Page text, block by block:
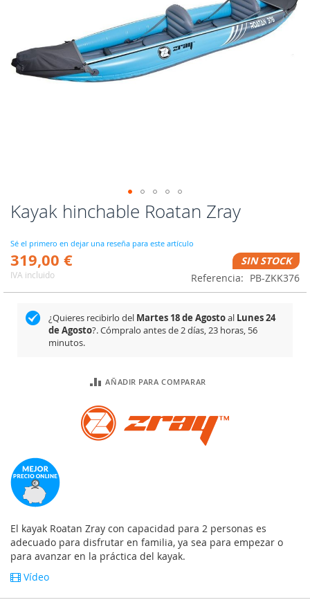
Kayak hinchable Roatan Zray
Sé el primero en dejar una reseña para este artículo
319,00 €
IVA incluido
SIN STOCK
Referencia
PB-ZKK376
¿Quieres recibirlo del Martes 18 de Agostoal Lunes 24
de Agosto?. Cómpralo antes de2 días, 23 horas, 56
minutos.
AÑADIR PARA COMPARAR
El kayak Roatan Zray con capacidad para 2 personas es
adecuado para disfrutar en familia, ya sea para empezar o
para avanzar en la práctica del kayak.
Vídeo
Saltar
al
de
la
galería
de